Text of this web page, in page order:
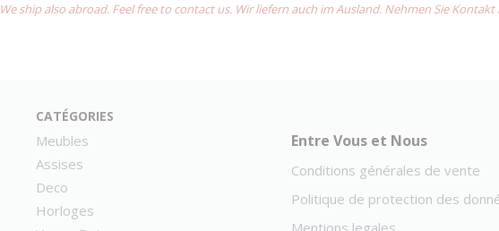
We ship also abroad. Feel free to contact us. Wir liefern auch im Ausland. Nehmen Sie
catégories
Meubles
Assises
Deco
Horloges
Entre Vous et Nous
Conditions générales de vente
Politique de protection des
Mentions legales